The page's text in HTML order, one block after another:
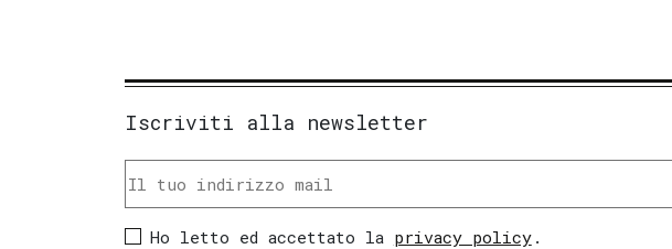
Iscriviti alla newsletter
Ho letto ed accettato la privacy policy.